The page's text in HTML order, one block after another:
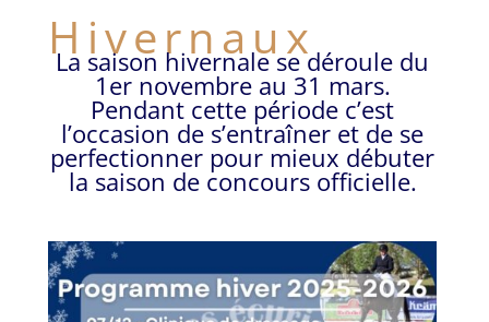
Hivernaux
La saison hivernale se déroule du
1er novembre au 31 mars.
Pendant cette période c’est
l’occasion de s’entraîner et de se
perfectionner pour mieux débuter
la saison de concours officielle.